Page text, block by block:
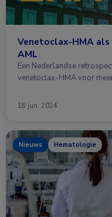
Venetoclax-HMA als
AML
Een Nederlandse
venetoclax-HMA voor
18 jun. 2024
Nieuws Hematologie